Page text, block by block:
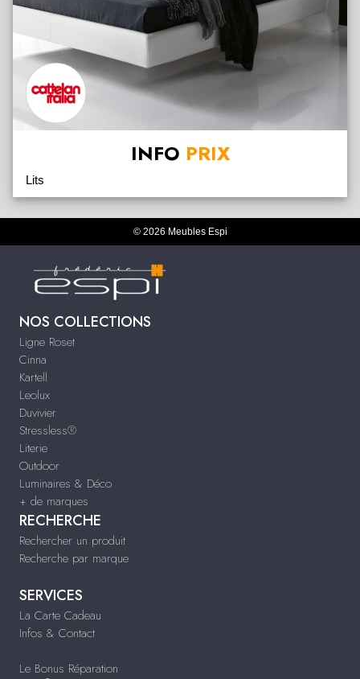
INFO PRIX
Lits
© 2026 Meubles Espi
NOS COLLECTIONS
Ligne Roset
Cinna
Kartell
Leolux
Duvivier
Stressless®
Literie
Outdoor
Luminaires & Déco
+ de marques
RECHERCHE
Rechercher un produit
Recherche par marque
SERVICES
La Carte Cadeau
Infos & Contact
Le Bonus Réparation